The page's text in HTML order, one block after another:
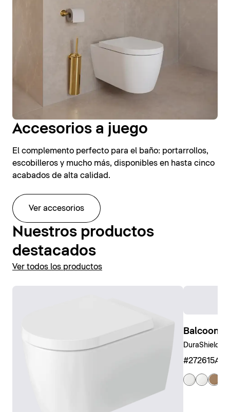
Accesorios a juego
El complemento perfecto para el baño: portarrollos,
escobilleros y mucho más, disponibles en hasta cinco
acabados de alta calidad.
Ver accesorios
Nuestros productos
destacados
Ver todos los productos
Balcoon
DuraShield,